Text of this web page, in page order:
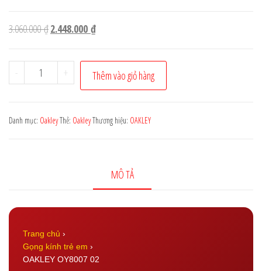
3.060.000₫Giá
là:
3.060.000 ₫.
2.448.000 ₫Giá
tại
là:
2.448.000 ₫.
-
Gọng
kính
em
+ Thêm vào giỏ hàng
Danh mục: OakleyThẻ: OakleyThương hiệu: OAKLEY
MÔ TẢ
Trang chủ ›
Gọng kính trẻ em ›
OAKLEY OY8007 02